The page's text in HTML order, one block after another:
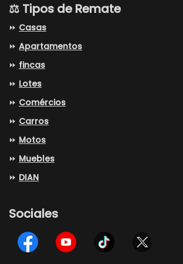
⚖️ Tipos de Remate
⏩ Casas
⏩ Apartamentos
⏩ fincas
⏩ Lotes
⏩ Comércios
⏩ Carros
⏩ Motos
⏩ Muebles
⏩ DIAN
Sociales